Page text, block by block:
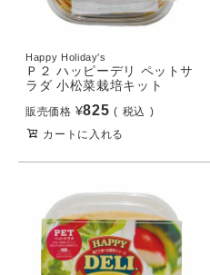
Happy Holiday's
Ｐ２ ハッピーデリ ペットサ
ラダ 小松菜栽培キット
販売価格 ¥825
税込
カートに入れる